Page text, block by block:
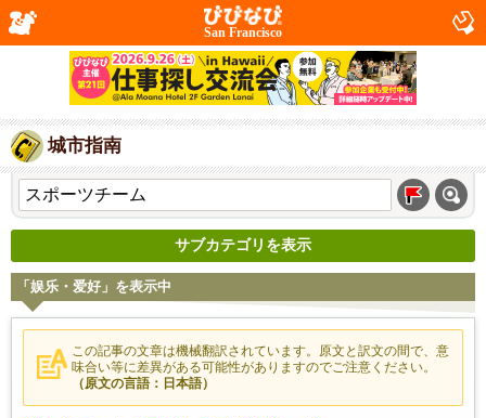
San Francisco
城市指南
サブカテゴリを表示
「娱乐・爱好」を表示中
この記事の文章は機械翻訳されています。原文と訳文の間で、意
味合い等に差異がある可能性がありますのでご注意ください。
（原文の言語：日本語）